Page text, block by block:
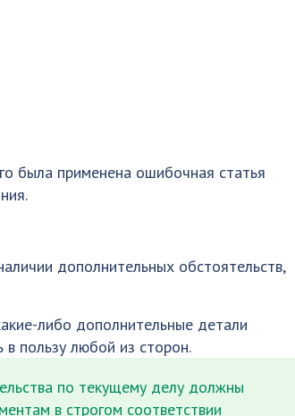
была применена ошибочная статья
дополнительных обстоятельств,
либо дополнительные детали
пользу любой из сторон.
по текущему делу должны
в строгом соответствии